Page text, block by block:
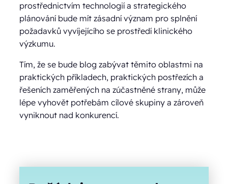
prostřednictvím technologií a strategického
plánování bude mít zásadní význam pro splnění
požadavků vyvíjejícího se prostředí klinického
výzkumu.
Tím, že se bude blog zabývat těmito oblastmi na
praktických příkladech, praktických postřezích a
řešeních zaměřených na zúčastněné strany, může
lépe vyhovět potřebám cílové skupiny a zároveň
vyniknout nad konkurencí.